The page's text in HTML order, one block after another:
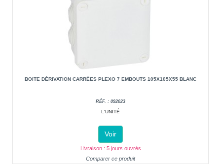
BOITE DÉRIVATION CARRÉES PLEXO 7 EMBOUTS 105X105X55 BLANC
RÉF. : 092023
L'UNITÉ
Voir
Livraison : 5 jours ouvrés
Comparer ce produit